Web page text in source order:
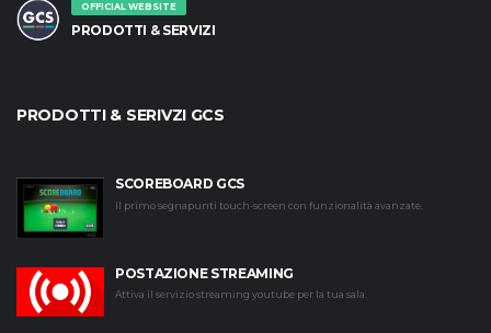
OFFICIAL WEBSITE
PRODOTTI & SERVIZI
PRODOTTI & SERIVZI GCS
SCOREBOARD GCS
Il primo segnapunti touch-screen con funzionalità avanzate.
POSTAZIONE STREAMING
Attiva il servizio streaming youtube per la tua sala.